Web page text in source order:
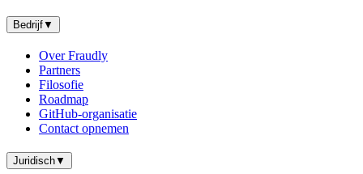
Bedrijf▼
Over Fraudly
Partners
Filosofie
Roadmap
GitHub-organisatie
Contact opnemen
Juridisch▼